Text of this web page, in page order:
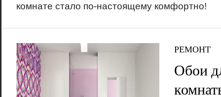
комнате стало по-настоящему комфортно!
РЕМОНТ
Обои